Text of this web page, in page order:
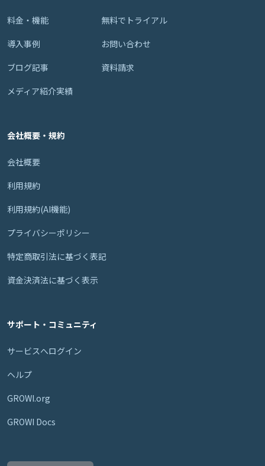
料金・機能
導入事例
ブログ記事
メディア紹介実績
無料でトライアル
お問い合わせ
資料請求
会社概要・規約
会社概要
利用規約
利用規約(AI機能)
プライバシーポリシー
特定商取引法に基づく表記
資金決済法に基づく表示
サポート・コミュニティ
サービスへログイン
ヘルプ
GROWI.org
GROWI Docs